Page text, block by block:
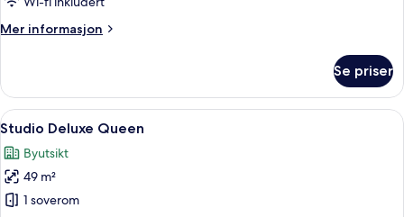
Mer informasjon
Mer
Deluxe
Twin
Se priser
Åpne
alle
bildene
av
Studio
Studio Deluxe Queen | Safe på
4
Studio Deluxe Queen
Byutsikt
49 m²
1 soverom